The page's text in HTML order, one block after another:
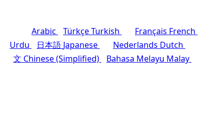
Arabic TürkçeTurkish FrançaisFrench
Urdu 日本語Japanese NederlandsDutch
文Chinese (Simplified) Bahasa MelayuMalay